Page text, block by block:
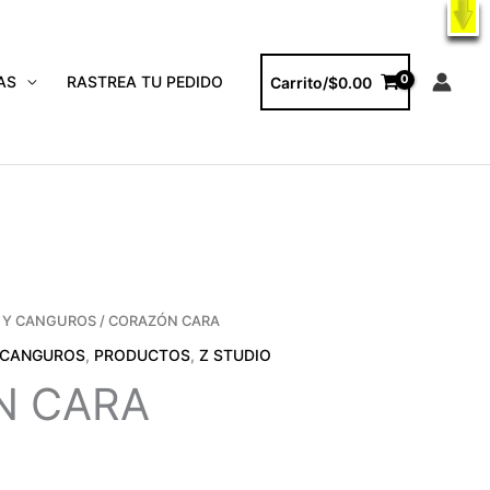
X
RASTREA TU PEDIDO Carrito/$0.00
CANGUROS/ CORAZÓN CARA
, PRODUCTOS, Z STUDIO
CARA